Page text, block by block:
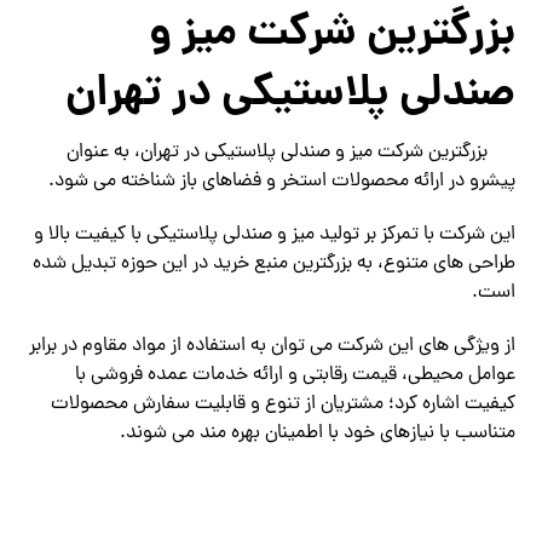
بزرگترین شرکت میز و
صندلی پلاستیکی در تهران
بزرگترین شرکت میز و صندلی پلاستیکی در تهران، به عنوان
پیشرو در ارائه محصولات استخر و فضاهای باز شناخته می شود.
این شرکت با تمرکز بر تولید میز و صندلی پلاستیکی با کیفیت بالا و
طراحی های متنوع، به بزرگترین منبع خرید در این حوزه تبدیل شده
است.
از ویژگی های این شرکت می توان به استفاده از مواد مقاوم در برابر
عوامل محیطی، قیمت رقابتی و ارائه خدمات عمده فروشی با
کیفیت اشاره کرد؛ مشتریان از تنوع و قابلیت سفارش محصولات
متناسب با نیازهای خود با اطمینان بهره مند می شوند.